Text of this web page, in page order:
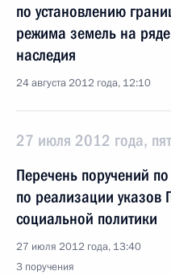
по установлению
режима земель на ряде
наследия
24 августа 2012 года, 12:10
27 июля 2012 года,
Перечень поручений
по реализации указов
социальной политики
27 июля 2012 года, 13:40
3 поручения